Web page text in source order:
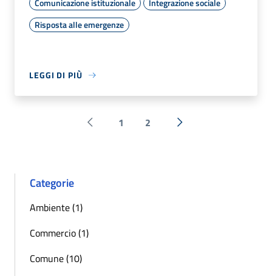
Comunicazione istituzionale
Integrazione sociale
Risposta alle emergenze
LEGGI DI PIÙ
Pagina precedente
1 2 Successiva »
Categorie
Ambiente (1)
Commercio (1)
Comune (10)